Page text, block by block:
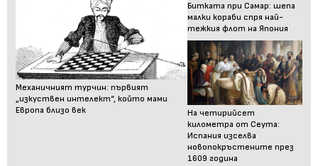
Механичният турчин: първият
„изкуствен интелект“, който мами
Европа близо век
Битката при Самар: шепа
малки кораби спря най-
тежкия флот на Япония
На четирийсет
километра от Сеута:
Испания изселва
новопокръстените през
1609 година